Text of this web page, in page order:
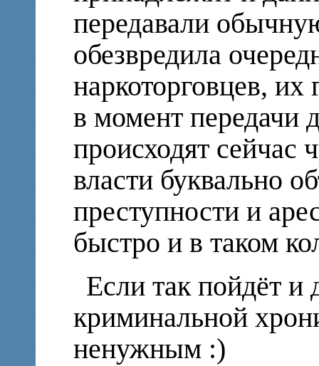
передавали
обезвредила
наркоторговцев, их
в момент передачи
происходят сейчас
власти буквально
преступности и
быстро и в таком
Если так пойдёт и
криминальной
ненужным :)